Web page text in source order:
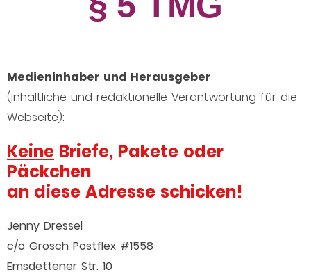
Medieninhaber und Herausgeber
(inhaltliche und redaktionelle Verantwortung für die
Webseite):
Keine Briefe, Pakete oder
Päckchen
an diese Adresse schicken!
Jenny Dressel
c/o Grosch Postflex #1558
Emsdettener Str. 10